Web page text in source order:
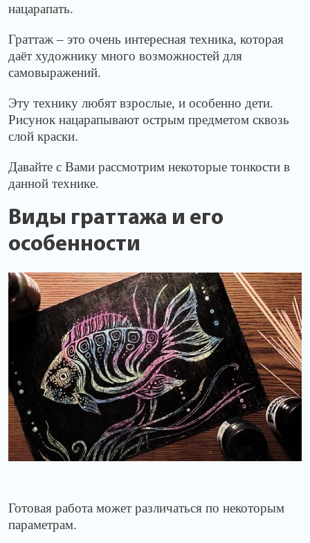
нацарапать.
Граттаж – это очень интересная техника, которая
даёт художнику много возможностей для
самовыражений.
Эту технику любят взрослые, и особенно дети.
Рисунок нацарапывают острым предметом сквозь
слой краски.
Давайте с Вами рассмотрим некоторые тонкости в
данной технике.
Виды граттажа и его
особенности
Готовая работа может различаться по некоторым
параметрам.